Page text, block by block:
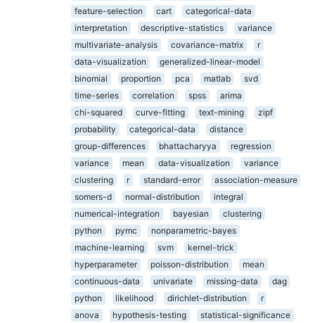
feature-selection
cart
categorical-data
interpretation
descriptive-statistics
variance
multivariate-analysis
covariance-matrix
r
data-visualization
generalized-linear-model
binomial
proportion pca matlab
svd
time-series
correlation spss
arima
chi-squared
curve-fitting text-mining
zipf
probability
categorical-data
distance
group-differences
bhattacharyya
regression
variance
mean data-visualization
variance
clustering
r standard-error
association-measure
somers-d
normal-distribution
integral
numerical-integration
bayesian
clustering
python
pymc
nonparametric-bayes
machine-learning
svm
kernel-trick
hyperparameter
poisson-distribution
mean
continuous-data
univariate missing-data
dag
python
likelihood dirichlet-distribution
r
anova
hypothesis-testing
statistical-significance